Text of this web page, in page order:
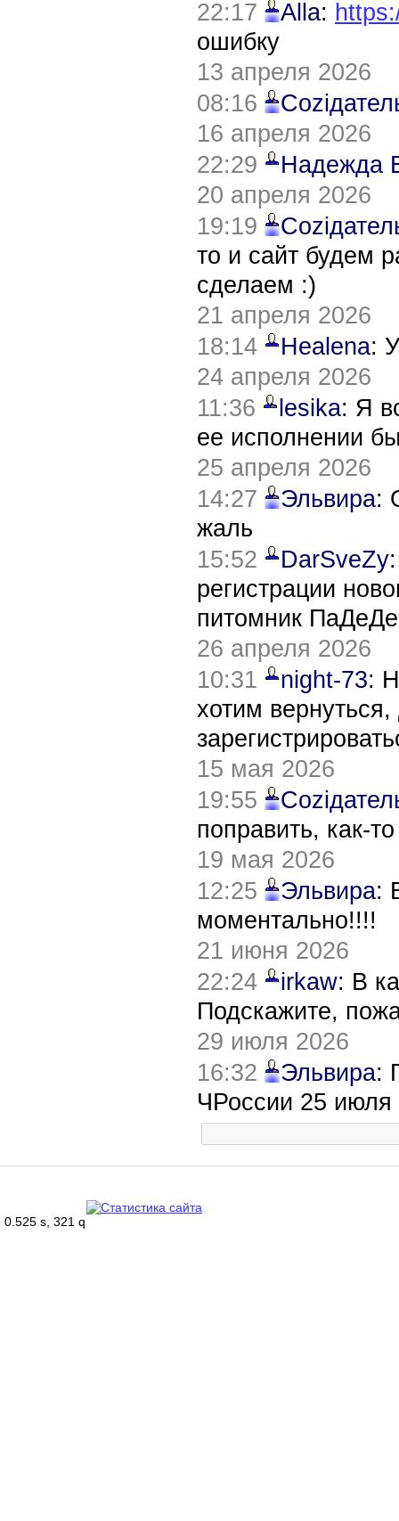
22:17 Alla:
ошибку
13 апреля 2026
08:16
16 апреля 2026
22:29
Надежда
20 апреля 2026
19:19
то и сайт будем
сделаем :)
21 апреля 2026
18:14
Healena:
24 апреля 2026
11:36
lesika: Я
ее исполнении
25 апреля 2026
14:27
Эльвира:
жаль
15:52
DarSveZy
регистрации
питомник
26 апреля 2026
10:31
night-73:
хотим
15 мая 2026
19:55
поправить, как-
19 мая 2026
12:25
Эльвира:
моментально!!!!
21 июня 2026
22:24
irkaw: В
Подскажите,
29 июля 2026
16:32
Эльвира:
ЧРоссии 25 июля
0.525 s, 321 q